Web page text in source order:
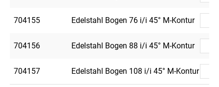
704155 Edelstahl Bogen 76 i/i 45° M-Kontur
704156 Edelstahl Bogen 88 i/i 45° M-Kontur
704157 Edelstahl Bogen 108 i/i 45° M-Kontur